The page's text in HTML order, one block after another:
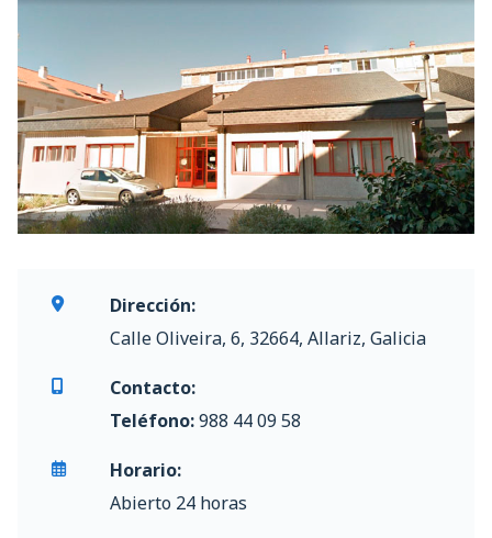
Dirección:
Calle Oliveira, 6, 32664, Allariz, Galicia
Contacto:
Teléfono:988 44 09 58
Horario:
Abierto 24 horas